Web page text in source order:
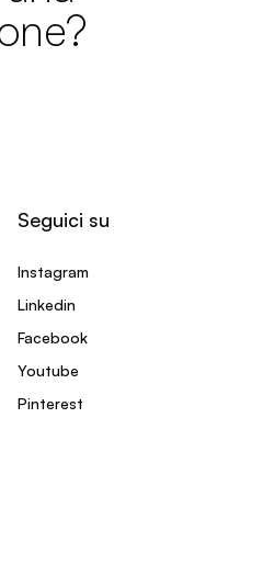
Seguici su
Instagram
Linkedin
Facebook
Youtube
Pinterest